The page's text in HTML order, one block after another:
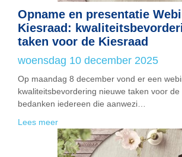
Opname en presentatie
Kiesraad:
taken voor de Kiesraad
woensdag 10 december 2025
Op maandag 8 december vond er een
kwaliteitsbevordering nieuwe taken voor de
bedanken iedereen die aanwezi…
Lees meer